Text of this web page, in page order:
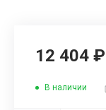
12 404 ₽
В наличии